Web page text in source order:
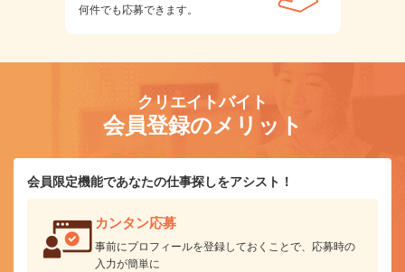
何件でも応募できます。
クリエイトバイト
会員登録のメリット
会員限定機能であなたの仕事探しをアシスト！
カンタン応募
事前にプロフィールを登録しておくことで、応募時の
入力が簡単に